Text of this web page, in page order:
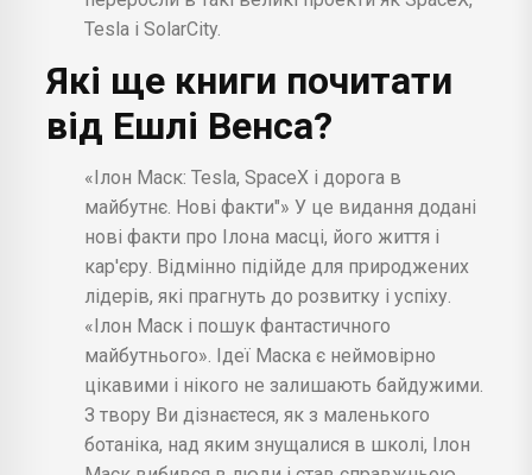
Tesla і SolarCity.
Які ще книги почитати
від Ешлі Венса?
«Ілон Маск: Tesla, SpaceX і дорога в
майбутнє. Нові факти"» У це видання додані
нові факти про Ілона масці, його життя і
кар'єру. Відмінно підійде для природжених
лідерів, які прагнуть до розвитку і успіху.
«Ілон Маск і пошук фантастичного
майбутнього». Ідеї Маска є неймовірно
цікавими і нікого не залишають байдужими.
З твору Ви дізнаєтеся, як з маленького
ботаніка, над яким знущалися в школі, Ілон